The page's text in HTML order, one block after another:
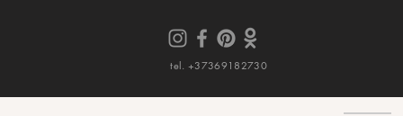
tel. +37369182730